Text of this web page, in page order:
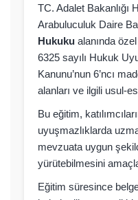
TC. Adalet Bakanlığı
Arabuluculuk Daire
Hukuku alanında
6325 sayılı Hukuk
Kanunu’nun 6’ncı
alanları ve ilgili usul-
Bu eğitim,
uyuşmazlıklarda
mevzuata uygun
yürütebilmesini
Eğitim süresince